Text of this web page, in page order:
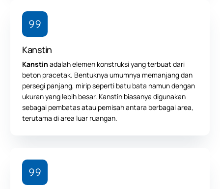
Kanstin
Kanstin adalah elemen konstruksi yang terbuat dari
beton pracetak. Bentuknya umumnya memanjang dan
persegi panjang, mirip seperti batu bata namun dengan
ukuran yang lebih besar. Kanstin biasanya digunakan
sebagai pembatas atau pemisah antara berbagai area,
terutama di area luar ruangan.